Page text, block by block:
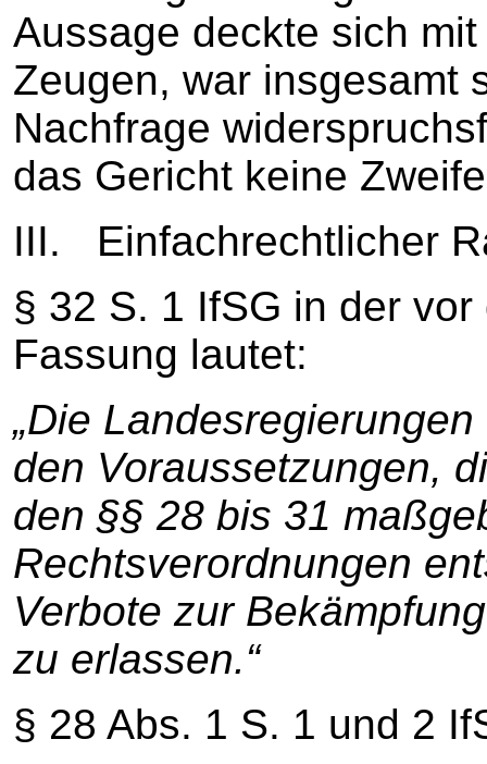
Aussage deckte sich
Zeugen, war insgesamt
Nachfrage
das Gericht keine
III. Einfachrechtlicher
§ 32 S. 1 IfSG in der
Fassung lautet:
„Die
den Voraussetzungen,
den §§ 28 bis 31
Rechtsverordnungen
Verbote zur
zu erlassen.“
§ 28 Abs. 1 S. 1 und 2